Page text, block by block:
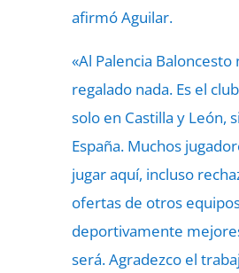
afirmó Aguilar.
«Al Palencia Baloncesto
regalado nada. Es el
solo en Castilla y León,
España. Muchos
jugar aquí, incluso
ofertas de otros
deportivamente
será. Agradezco el